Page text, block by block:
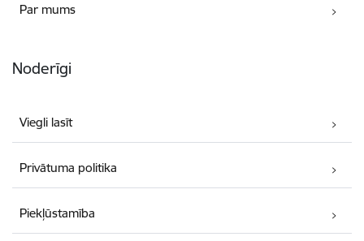
Par mums
Noderīgi
Viegli lasīt
Privātuma politika
Piekļūstamība